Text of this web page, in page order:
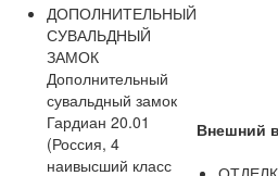
ДОПОЛНИТЕЛЬНЫЙ
СУВАЛЬДНЫЙ
ЗАМОК
Дополнительный
сувальдный замок
Гардиан 20.01
(Россия, 4
наивысший класс
Внешний